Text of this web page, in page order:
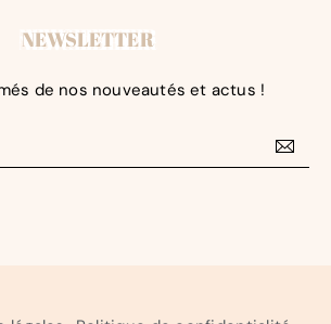
NEWSLETTER
de nos nouveautés et actus !